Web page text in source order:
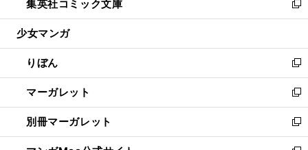
く
で
開
ド
ウ
開
く
ィ
ン
ウ
で
開
く
い
ウ
ン
ド
ウ
で
開
く
集英社コミック文庫
新
し
ウ
ィ
ン
ド
ウ
で
開
少女マンガ
りぼん
新
し
い
ウ
ィ
ン
マーガレット
新
し
い
ウ
別冊マーガレット
新
し